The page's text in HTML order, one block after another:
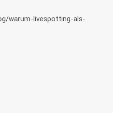
warum-livespotting-als-